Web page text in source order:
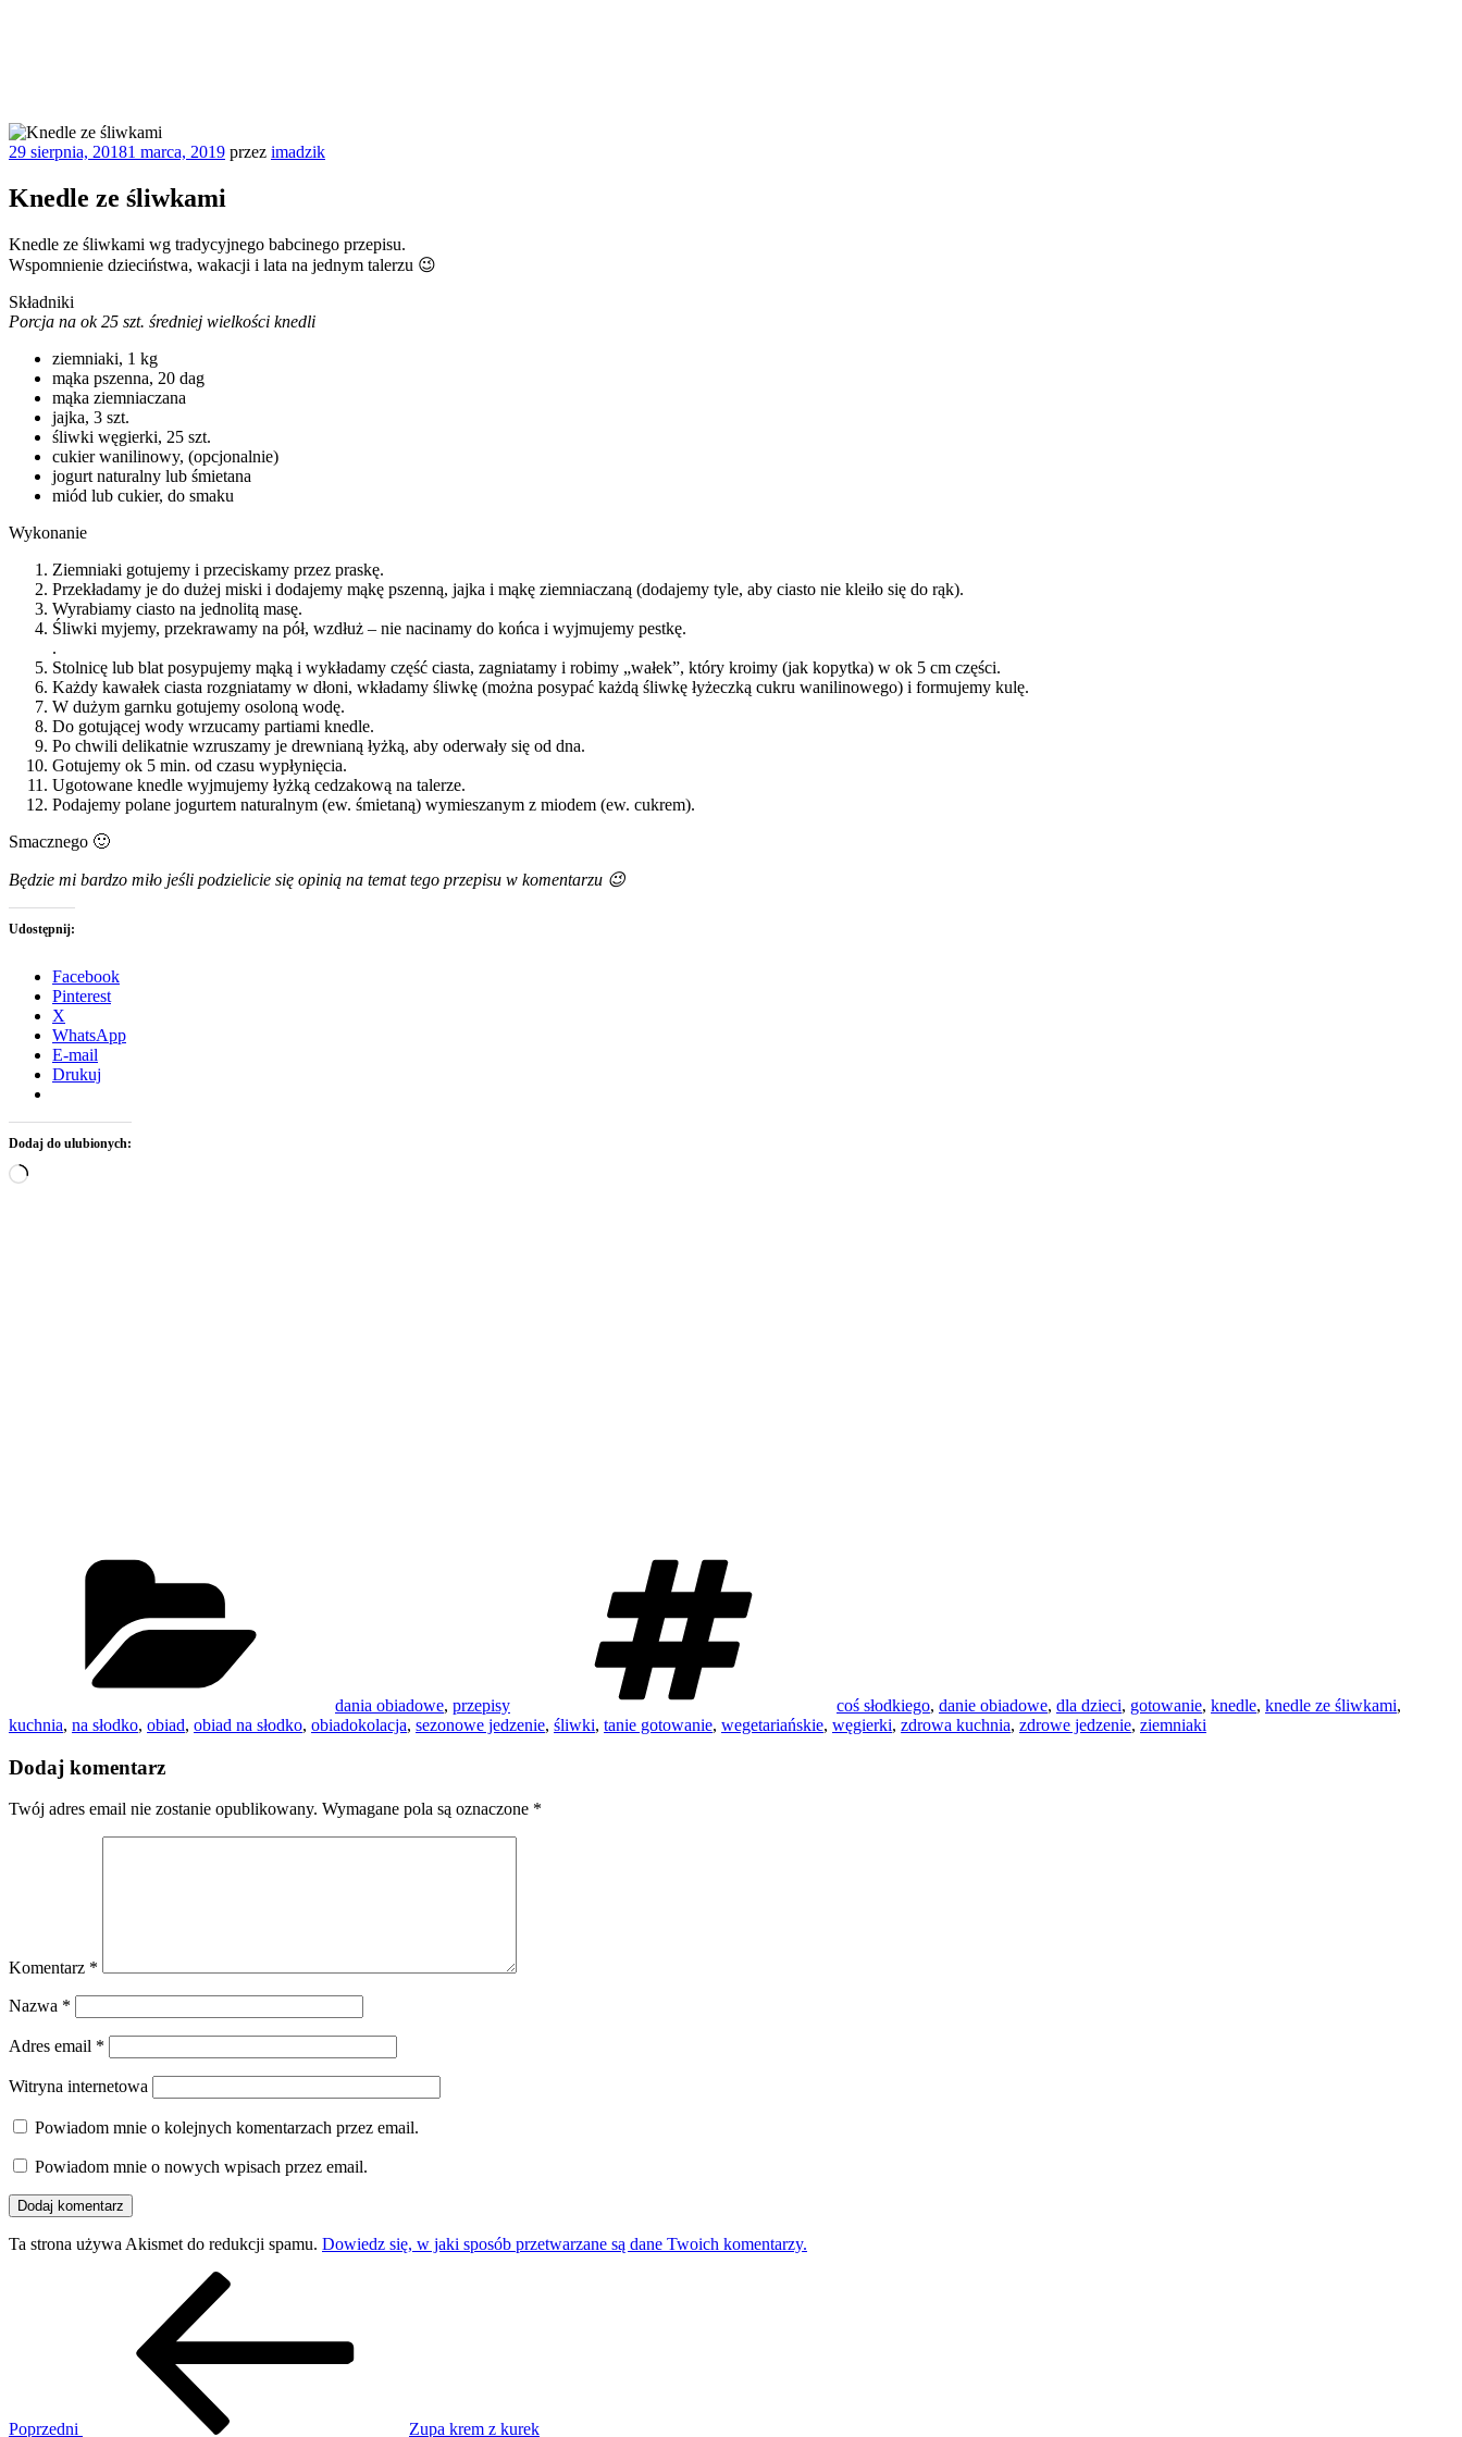
Opublikowane
29 sierpnia, 20181 marca, 2019 przez imadzik
Knedle ze śliwkami
Knedle ze śliwkami wg tradycyjnego babcinego przepisu.
Wspomnienie dzieciństwa, wakacji i lata na jednym talerzu 😉
Składniki
Porcja na ok 25 szt. średniej wielkości knedli
ziemniaki, 1 kg
mąka pszenna, 20 dag
mąka ziemniaczana
jajka, 3 szt.
śliwki węgierki, 25 szt.
cukier wanilinowy, (opcjonalnie)
jogurt naturalny lub śmietana
miód lub cukier, do smaku
Wykonanie
Ziemniaki gotujemy i przeciskamy przez praskę.
Przekładamy je do dużej miski i dodajemy mąkę pszenną, jajka i mąkę ziemniaczaną (dodajemy tyle, aby ciasto nie kleiło się do rąk).
Wyrabiamy ciasto na jednolitą masę.
Śliwki myjemy, przekrawamy na pół, wzdłuż – nie nacinamy do końca i wyjmujemy pestkę.
.
Stolnicę lub blat posypujemy mąką i wykładamy część ciasta, zagniatamy i robimy „wałek”, który kroimy (jak kopytka) w ok 5 cm części.
Każdy kawałek ciasta rozgniatamy w dłoni, wkładamy śliwkę (można posypać każdą śliwkę łyżeczką cukru wanilinowego) i formujemy kulę.
W dużym garnku gotujemy osoloną wodę.
Do gotującej wody wrzucamy partiami knedle.
Po chwili delikatnie wzruszamy je drewnianą łyżką, aby oderwały się od dna.
Gotujemy ok 5 min. od czasu wypłynięcia.
Ugotowane knedle wyjmujemy łyżką cedzakową na talerze.
Podajemy polane jogurtem naturalnym (ew. śmietaną) wymieszanym z miodem (ew. cukrem).
Smacznego 🙂
Będzie mi bardzo miło jeśli podzielicie się opinią na temat tego przepisu w komentarzu 😉
Udostępnij:
Facebook
Pinterest
X
WhatsApp
E-mail
Drukuj
Dodaj do ulubionych:
Wczytywanie…
dania obiadowe, przepisy coś słodkiego, danie obiadowe, dla dzieci, gotowanie, knedle, knedle ze śliwkami,
kuchnia, na słodko, obiad, obiad na słodko, obiadokolacja, sezonowe jedzenie, śliwki, tanie gotowanie, wegetariańskie, węgierki, zdrowa kuchnia, zdrowe jedzenie, ziemniaki
Dodaj komentarz
Twój adres email nie zostanie opublikowany. Wymagane pola są oznaczone *
Komentarz *
Nazwa *
Adres email *
Witryna internetowa
Powiadom mnie o kolejnych komentarzach przez email.
Powiadom mnie o nowych wpisach przez email.
Ta strona używa Akismet do redukcji spamu. Dowiedz się, w jaki sposób przetwarzane są dane Twoich komentarzy.
Poprzedni
Zupa krem z kurek